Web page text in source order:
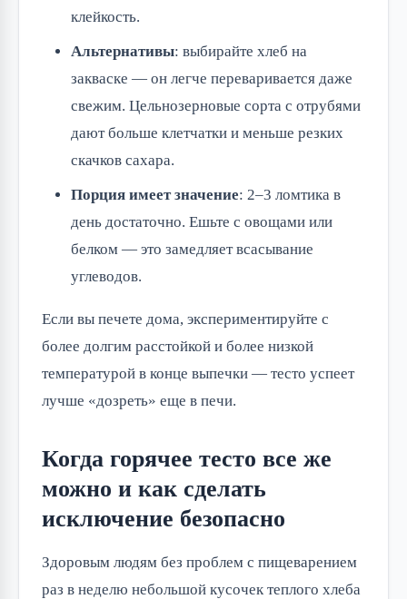
клейкость.
Альтернативы: выбирайте хлеб на
закваске — он легче переваривается даже
свежим. Цельнозерновые сорта с отрубями
дают больше клетчатки и меньше резких
скачков сахара.
Порция имеет значение: 2–3 ломтика в
день достаточно. Ешьте с овощами или
белком — это замедляет всасывание
углеводов.
Если вы печете дома, экспериментируйте с
более долгим расстойкой и более низкой
температурой в конце выпечки — тесто успеет
лучше «дозреть» еще в печи.
Когда горячее тесто все же
можно и как сделать
исключение безопасно
Здоровым людям без проблем с пищеварением
раз в неделю небольшой кусочек теплого хлеба